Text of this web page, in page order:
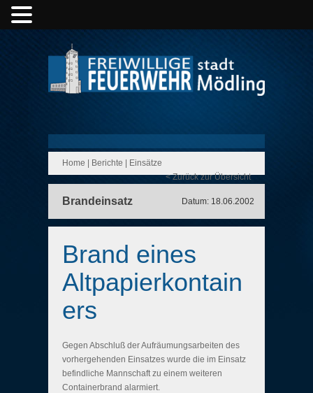
Home Berichte
Einsätze
< Zurück zur Übersicht
Brandeinsatz Datum: 18.06.2002
Brand eines
Altpapierkontain
ers
Gegen Abschluß der Aufräumungsarbeiten des
vorhergehenden Einsatzes wurde die im Einsatz
befindliche Mannschaft zu einem weiteren
Containerbrand alarmiert.